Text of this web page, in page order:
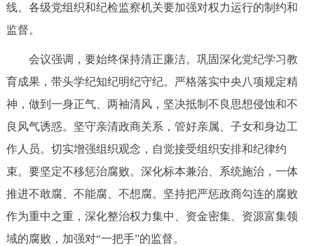
绿色北京 图说北京 视频北京
多语种
ENGLISH 한국어 日本語
DEUTSCH FRANÇAIS РУССКИЙ ЯЗЫК
العربية
线。各级党组织和纪检监察机关要加强对权力运行的制约和
监督。
会议强调，要始终保持清正廉洁。巩固深化党纪学习教
育成果，带头学纪知纪明纪守纪。严格落实中央八项规定精
神，做到一身正气、两袖清风，坚决抵制不良思想侵蚀和不
良风气诱惑。坚守亲清政商关系，管好亲属、子女和身边工
作人员。切实增强组织观念，自觉接受组织安排和纪律约
束。要坚定不移惩治腐败。深化标本兼治、系统施治，一体
推进不敢腐、不能腐、不想腐。坚持把严惩政商勾连的腐败
作为重中之重，深化整治权力集中、资金密集、资源富集领
域的腐败，加强对“一把手”的监督。